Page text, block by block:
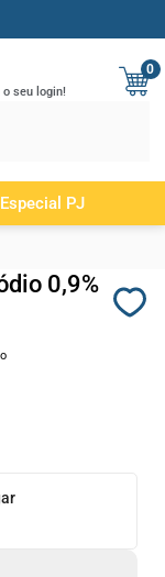
o seu login!
0
PJ
0,9%